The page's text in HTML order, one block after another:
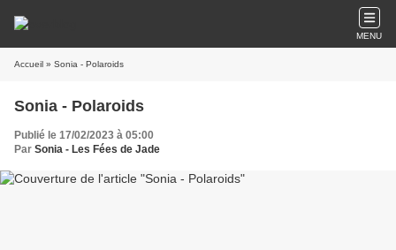
MENU
Accueil » Sonia - Polaroids
Sonia - Polaroids
Publié le 17/02/2023 à 05:00
Par Sonia - Les Fées de Jade